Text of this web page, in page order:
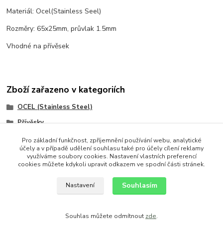
Materiál: Ocel(Stainless Seel)
Rozměry: 65x25mm, průvlak 1.5mm
Vhodné na přívěsek
Zboží zařazeno v kategoriích
OCEL (Stainless Steel)
Přívěsky
Přívěsky
Ostatní
Pro základní funkčnost, zpříjemnění používání webu, analytické
účely a v případě udělení souhlasu také pro účely cílení reklamy
využíváme soubory cookies. Nastavení vlastních preferencí
cookies můžete kdykoli upravit odkazem ve spodní části stránek.
Nastavení Souhlasím
Souhlas můžete odmítnout zde.